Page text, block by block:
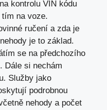
kontrolu VIN kódu
tím na voze.
ručení a zda je
je to základ.
se na předchozího
Dále si nechám
Služby jako
podrobnou
nehody a počet